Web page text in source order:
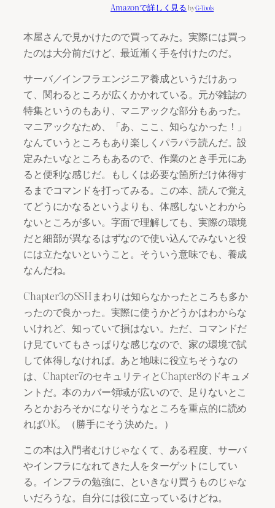
Amazonで詳しく見る byG-Tools
本屋さんで見かけたので買ってみた。実際には買っ
たのは大分前だけど、最近漸く手を付けたのだ。
サーバ／インフラエンジニア養成というだけあっ
て、関わるところが広くかかれている。元が雑誌の
特集というのもあり、マニアックな部分もあった。
マニアックなため、「あ、ここ、知らなかった！」
なんていうところもあり楽しくパラパラ読んだ。設
定みたいなところもあるので、作業のとき手元にあ
ると便利な感じだ。もしくは必要な箇所だけ体得す
るまでコマンドを打ってみる。この本、読んで覚え
てどうにかなるというよりも、体感しないとわから
ないところが多い。字面で理解しても、実際の環境
だと細部が異なるはずなので使い込んでみないと役
には立たないということ。そういう意味でも、養成
なんだね。
Chapter3のSSHまわりは知らなかったところも多か
ったので良かった。実際に使うかどうかはわからな
いけれど、知っていて損はない。ただ、コマンドだ
け見ていてもさっぱりな感じなので、家の環境で試
して体得しなければ。あと地味に役立ちそうなの
は、Chapter7のセキュリティとChapter8のドキュメ
ントだ。本のカバー領域が広いので、足りないとこ
ろとかおろそかになりそうなところを重点的に読め
ればOK。（勝手にそう決めた。）
この本は入門者むけじゃなくて、ある程度、サーバ
やインフラになれてきた人をターゲットにしてい
る。インフラの勉強に、といきなり買うものじゃな
いだろうな。自分には役に立っているけどね。